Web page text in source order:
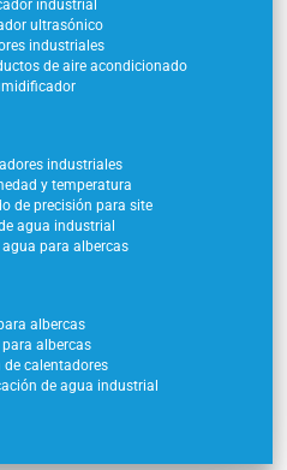
industrial
ultrasónico
industriales
de aire acondicionado
industriales
y temperatura
de precisión para site
agua industrial
para albercas
albercas
para albercas
de calentadores
de agua industrial